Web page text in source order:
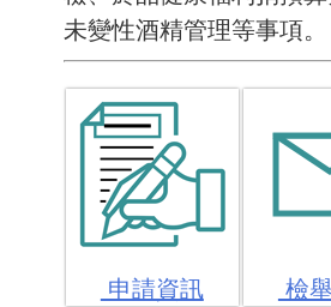
未變性酒精管理等事項。
申請資訊 檢